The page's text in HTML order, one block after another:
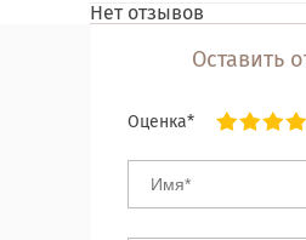
Нет отзывов
Оставить
Оценка*